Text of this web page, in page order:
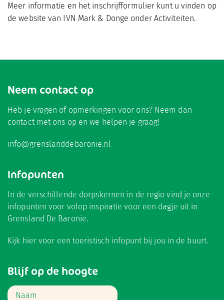
Meer informatie en het inschrijfformulier kunt u vinden op
de website van IVN Mark & Donge onder Activiteiten.
Neem contact op
Heb je vragen of opmerkingen voor ons? Neem dan
contact met ons op en we helpen je graag!
info@grenslanddebaronie.nl
Infopunten
In de verschillende dorpskernen in de regio vind je onze
infopunten voor volop inspiratie voor een dagje uit in
Grensland De Baronie.
Kijk hiervoor een toeristisch infopunt bij jou in de buurt.
Blijf op de hoogte